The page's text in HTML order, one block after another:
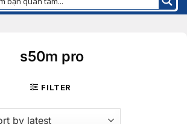
s50m pro
FILTER